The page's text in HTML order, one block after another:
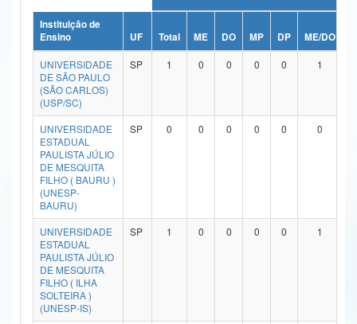
Ministério da Ciência, Tecnologia, Inovações e Comunicações
Ministério do Meio Ambiente
Ministério do Turismo
Ministério do Desenvolvimento Regional
Controladoria-Geral da União
Ministério da Mulher, da Família e dos Direitos Humanos
Secretaria-Geral
Secretaria de Governo
Gabinete de Segurança Institucional
Advocacia-Geral da União
Instituição de
Ensino
UF Total ME DO MP DP ME/DO
UNIVERSIDADE
DE SÃO PAULO
(SÃO CARLOS)
(USP/SC)
SP 1 0 0 0 0 1
UNIVERSIDADE
ESTADUAL
PAULISTA JÚLIO
DE MESQUITA
FILHO ( BAURU )
(UNESP-
BAURU)
SP 0 0 0 0 0 0
UNIVERSIDADE
ESTADUAL
PAULISTA JÚLIO
DE MESQUITA
FILHO ( ILHA
SOLTEIRA )
(UNESP-IS)
SP 1 0 0 0 0 1